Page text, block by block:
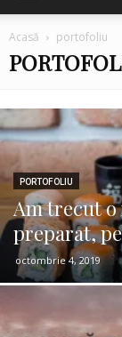
Acasă portofoliu
PORTOFOLIU
Am trecut
preparat,
octombrie 4, 2019